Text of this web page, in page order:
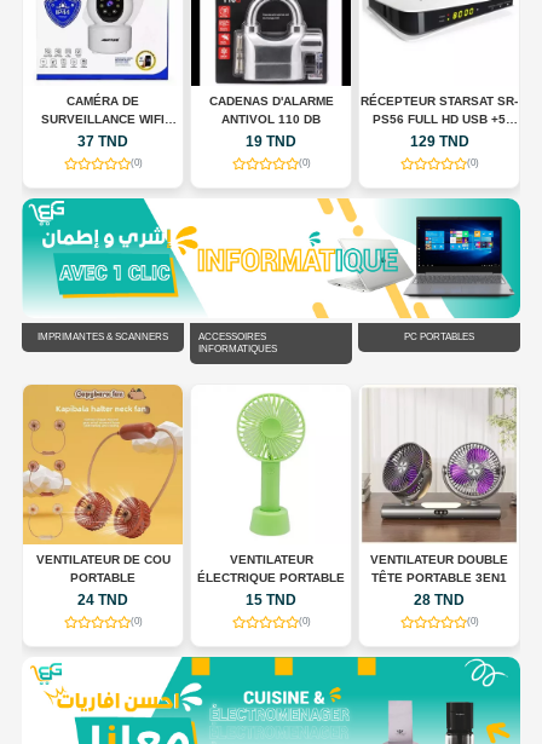
CADENAS D'ALARME
ANTIVOL 110 DB
19 TND
(0)
RÉCEPTEUR STARSAT SR-
PS56 FULL HD USB +5
ABONNMONT
129 TND
(0)
CAMÉRA DE
SURVEILLANCE
EXTÉRIEURE IMOU
CRUISER DUAL 2 10MP
449 TND
(0)
IMPRIMANTES & SCANNERS
ACCESSOIRES
INFORMATIQUES
PC PORTABLES
VENTILATEUR
ÉLECTRIQUE PORTABLE
15 TND
(0)
VENTILATEUR DOUBLE
TÊTE PORTABLE 3EN1
28 TND
(0)
LENOVO LOQ 15IAX9E
2,399 TND
(0)